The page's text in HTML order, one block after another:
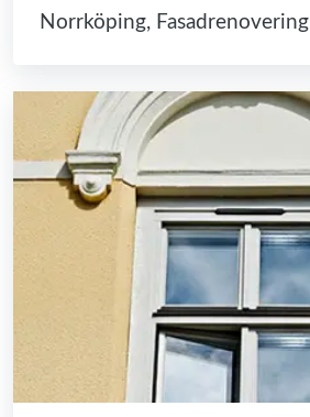
Norrköping, Fasadrenovering